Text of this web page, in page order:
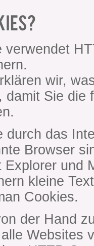
verwendet
wir,
damit Sie die
durch das
Browser
Explorer und
kleine
Cookies.
der Hand
Websites